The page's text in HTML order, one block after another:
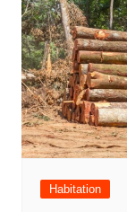
Habitation